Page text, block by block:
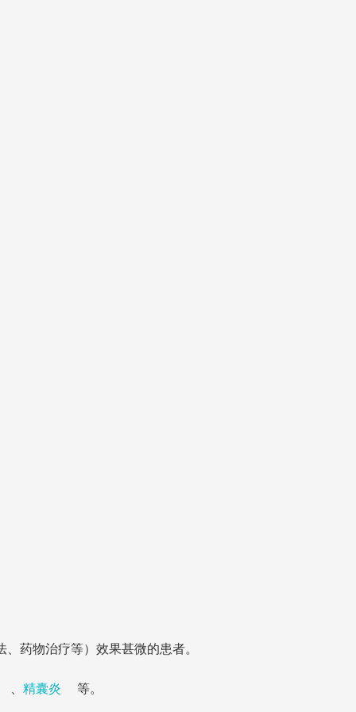
药物治疗等）效果甚微的患者。
精囊炎 等。